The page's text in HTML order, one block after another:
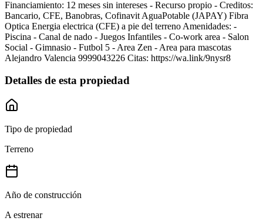
Financiamiento: 12 meses sin intereses - Recurso propio - Creditos:
Bancario, CFE, Banobras, Cofinavit AguaPotable (JAPAY) Fibra
Optica Energia electrica (CFE) a pie del terreno Amenidades: -
Piscina - Canal de nado - Juegos Infantiles - Co-work area - Salon
Social - Gimnasio - Futbol 5 - Area Zen - Area para mascotas
Alejandro Valencia 9999043226 Citas: https://wa.link/9nysr8
Detalles de esta propiedad
Tipo de propiedad
Terreno
Año de construcción
A estrenar